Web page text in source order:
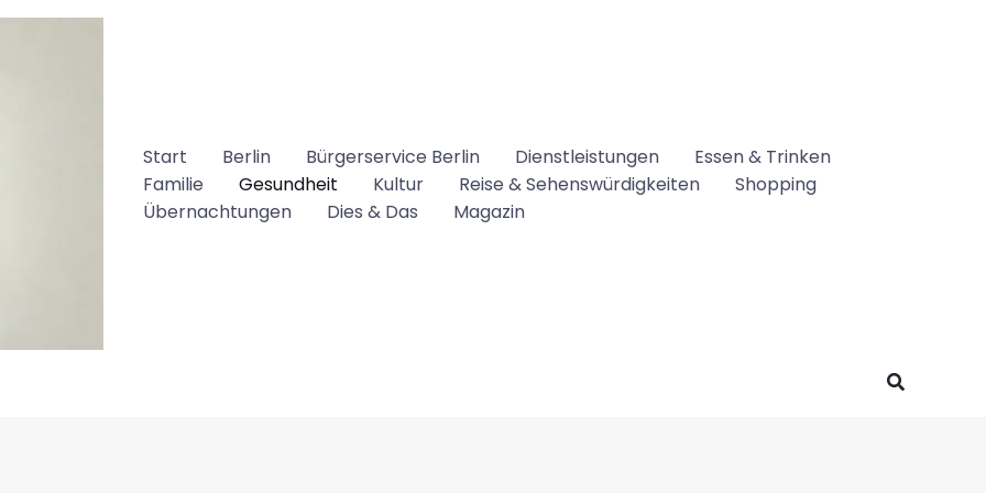
Start Berlin Bürgerservice Berlin Dienstleistungen
Essen & Trinken
Familie
Gesundheit Kultur Reise & Sehenswürdigkeiten
Shopping
Übernachtungen
Dies & Das Magazin
Suchen